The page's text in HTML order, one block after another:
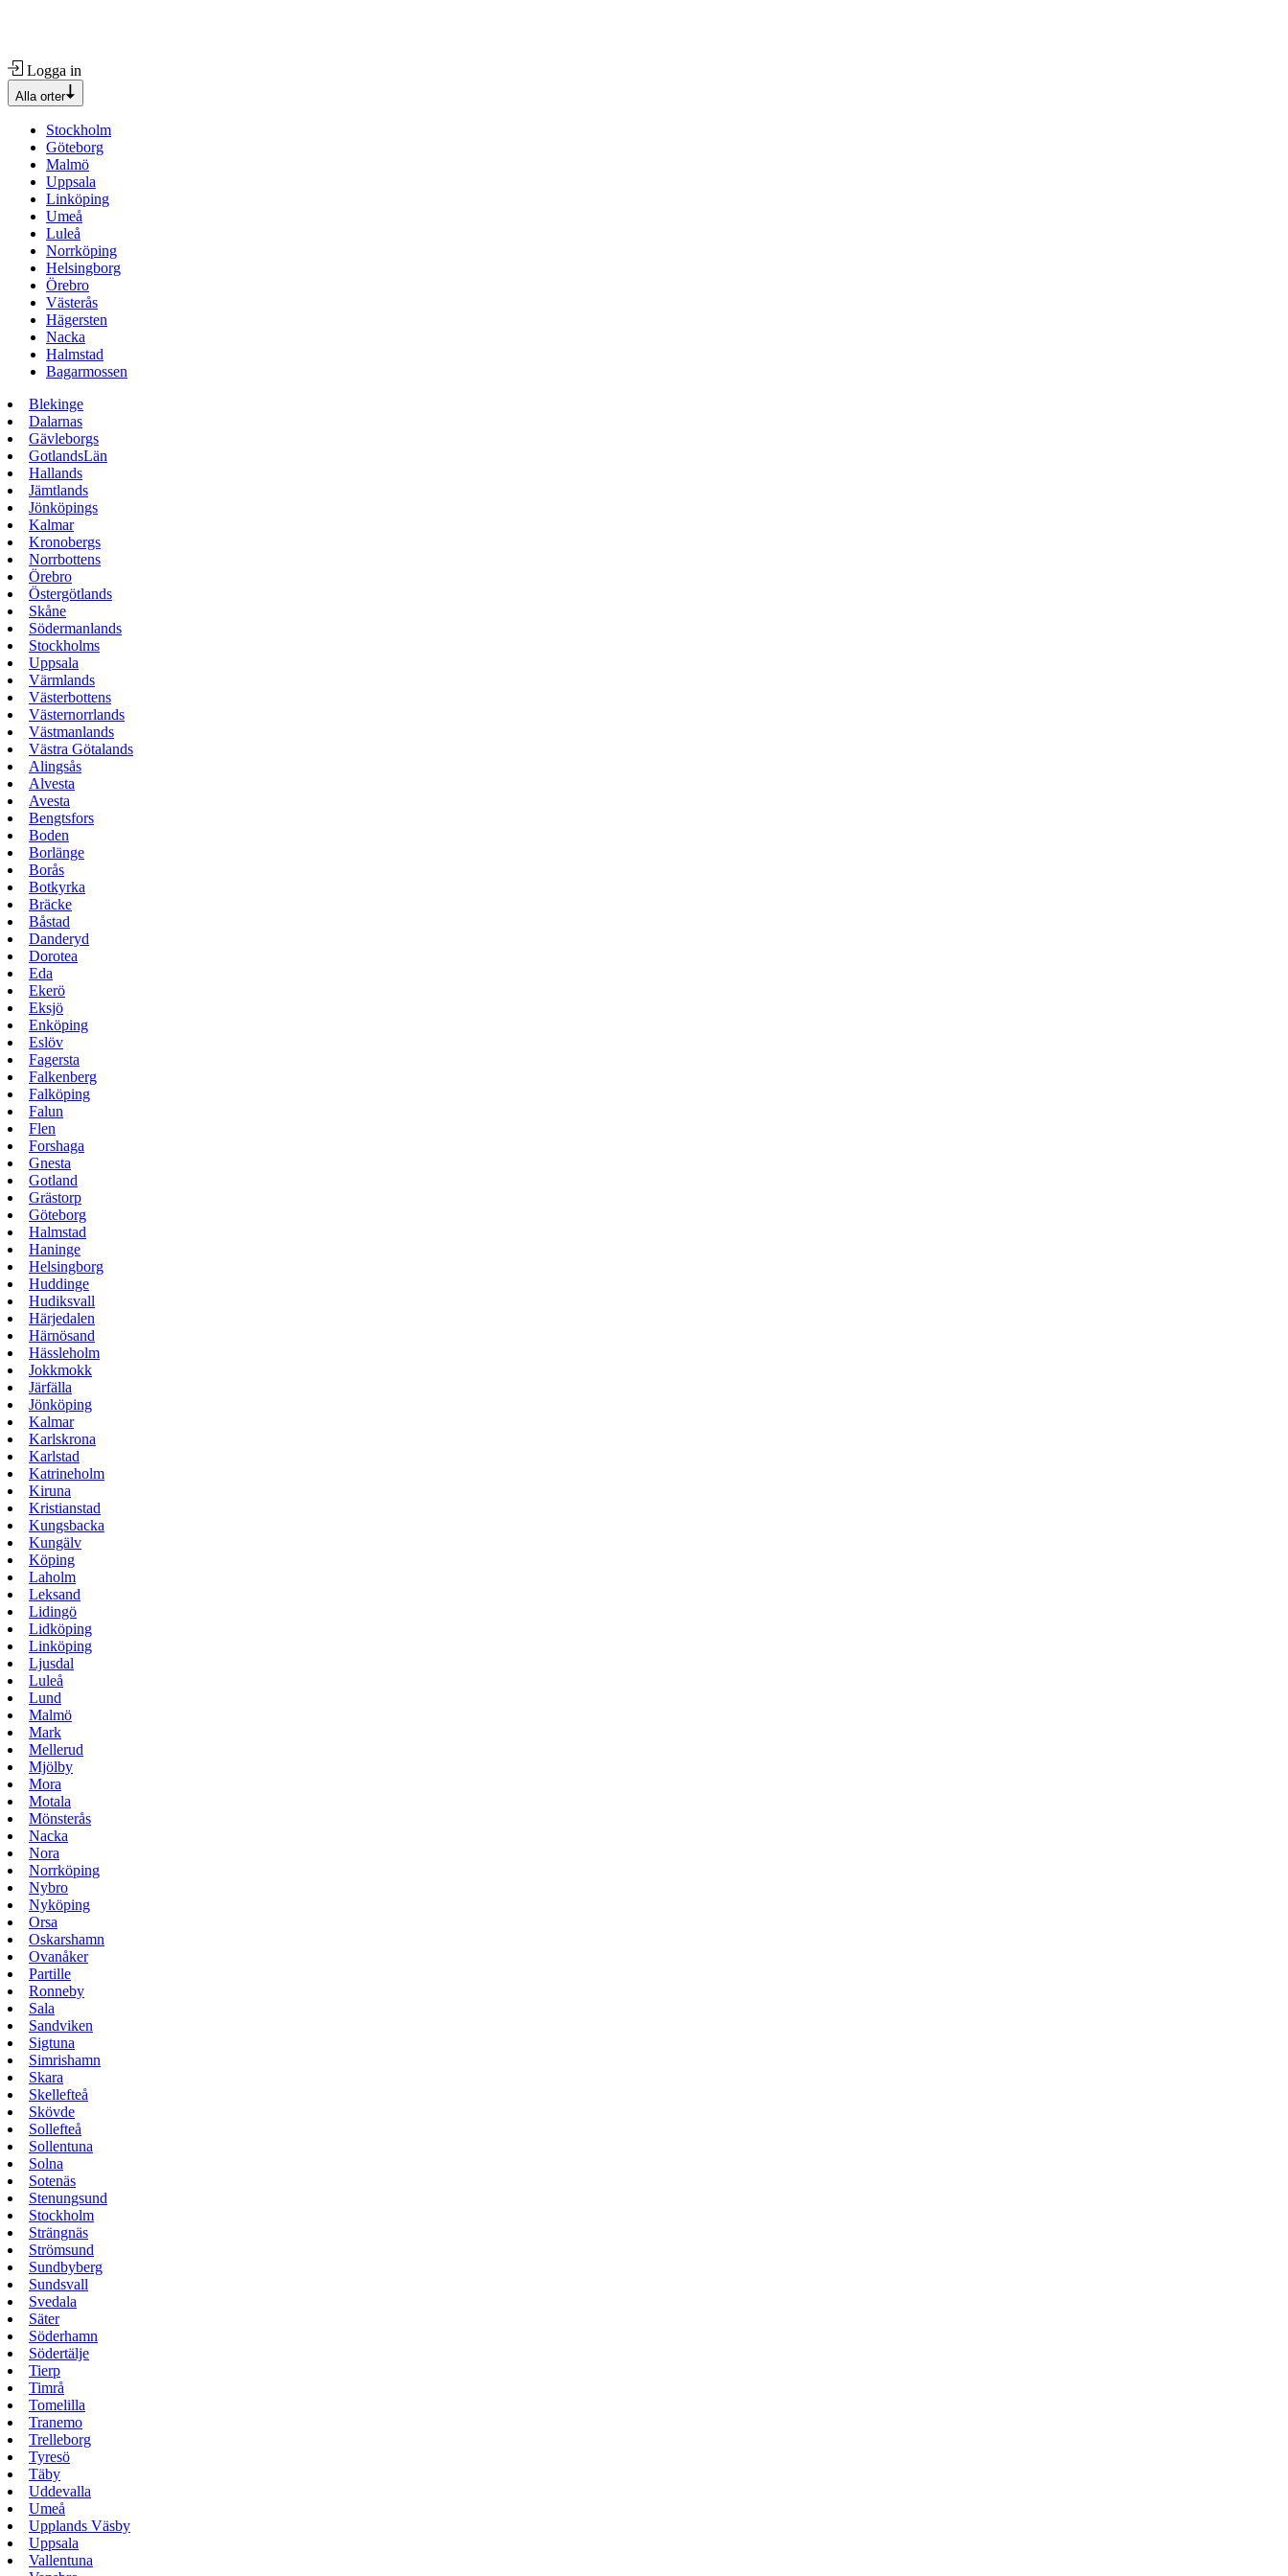
Logga in
Alla orter
Stockholm
Göteborg
Malmö
Uppsala
Linköping
Umeå
Luleå
Norrköping
Helsingborg
Örebro
Västerås
Hägersten
Nacka
Halmstad
Bagarmossen
Blekinge
Dalarnas
Gävleborgs
GotlandsLän
Hallands
Jämtlands
Jönköpings
Kalmar
Kronobergs
Norrbottens
Örebro
Östergötlands
Skåne
Södermanlands
Stockholms
Uppsala
Värmlands
Västerbottens
Västernorrlands
Västmanlands
Västra Götalands
Alingsås
Alvesta
Avesta
Bengtsfors
Boden
Borlänge
Borås
Botkyrka
Bräcke
Båstad
Danderyd
Dorotea
Eda
Ekerö
Eksjö
Enköping
Eslöv
Fagersta
Falkenberg
Falköping
Falun
Flen
Forshaga
Gnesta
Gotland
Grästorp
Göteborg
Halmstad
Haninge
Helsingborg
Huddinge
Hudiksvall
Härjedalen
Härnösand
Hässleholm
Jokkmokk
Järfälla
Jönköping
Kalmar
Karlskrona
Karlstad
Katrineholm
Kiruna
Kristianstad
Kungsbacka
Kungälv
Köping
Laholm
Leksand
Lidingö
Lidköping
Linköping
Ljusdal
Luleå
Lund
Malmö
Mark
Mellerud
Mjölby
Mora
Motala
Mönsterås
Nacka
Nora
Norrköping
Nybro
Nyköping
Orsa
Oskarshamn
Ovanåker
Partille
Ronneby
Sala
Sandviken
Sigtuna
Simrishamn
Skara
Skellefteå
Skövde
Sollefteå
Sollentuna
Solna
Sotenäs
Stenungsund
Stockholm
Strängnäs
Strömsund
Sundbyberg
Sundsvall
Svedala
Säter
Söderhamn
Södertälje
Tierp
Timrå
Tomelilla
Tranemo
Trelleborg
Tyresö
Täby
Uddevalla
Umeå
Upplands Väsby
Uppsala
Vallentuna